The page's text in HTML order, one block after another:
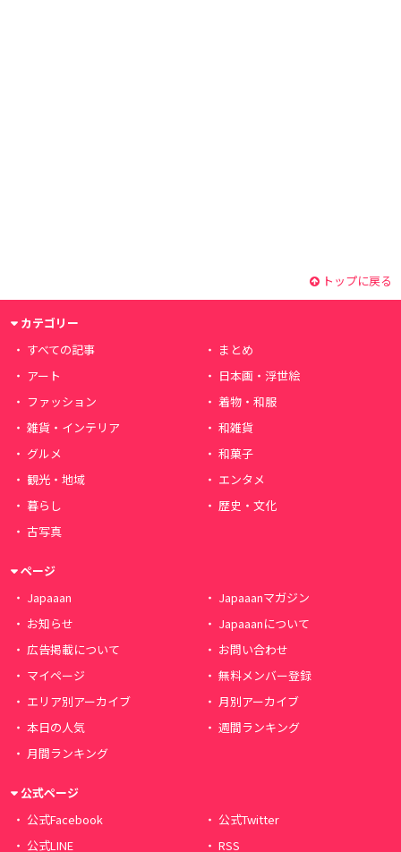
トップに戻る
カテゴリー
すべての記事
まとめ
アート
日本画・浮世絵
ファッション
着物・和服
雑貨・インテリア
和雑貨
グルメ
和菓子
観光・地域
エンタメ
暮らし
歴史・文化
古写真
ページ
Japaaan
Japaaanマガジン
お知らせ
Japaaanについて
広告掲載について
お問い合わせ
マイページ
無料メンバー登録
エリア別アーカイブ
月別アーカイブ
本日の人気
週間ランキング
月間ランキング
公式ページ
公式Facebook
公式Twitter
公式LINE
RSS